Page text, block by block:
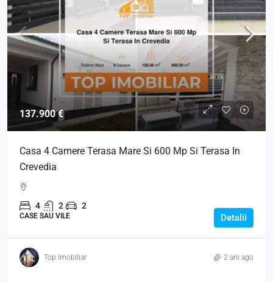
137.900 €
Casa 4 Camere Terasa Mare Si 600 Mp Si Terasa In
Crevedia
4 2 2
CASE SAU VILE Detalii
Top Imobiliar 2 ani ago